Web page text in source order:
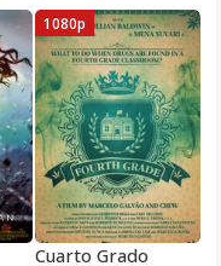
Cuarto Grado
1080p